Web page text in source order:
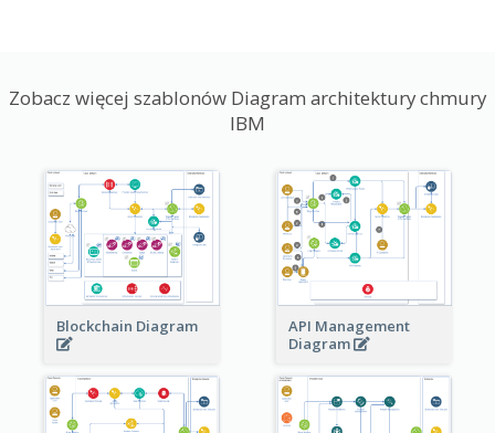
Zobacz więcej szablonów Diagram architektury chmury
IBM
Blockchain Diagram
API Management
Diagram